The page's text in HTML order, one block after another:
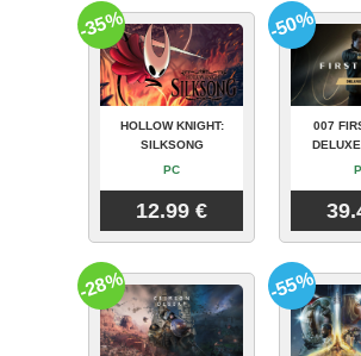
HOLLOW KNIGHT:
SILKSONG
PC
12.99 €
-35%
007
-50%
-28% -55%